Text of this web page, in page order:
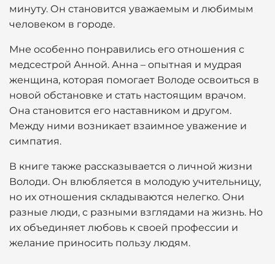
минуту. Он становится уважаемым и любимым
человеком в городе.
Мне особенно понравились его отношения с
медсестрой Анной. Анна – опытная и мудрая
женщина, которая помогает Володе освоиться в
новой обстановке и стать настоящим врачом.
Она становится его наставником и другом.
Между ними возникает взаимное уважение и
симпатия.
В книге также рассказывается о личной жизни
Володи. Он влюбляется в молодую учительницу,
но их отношения складываются нелегко. Они
разные люди, с разными взглядами на жизнь. Но
их объединяет любовь к своей профессии и
желание приносить пользу людям.